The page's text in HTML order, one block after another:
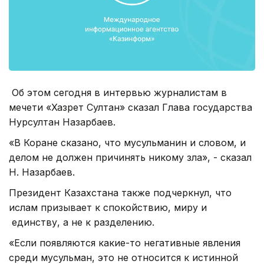
Об этом сегодня в интервью журналистам в
мечети «Хазрет Султан» сказал Глава государства
Нурсултан Назарбаев.
«В Коране сказано, что мусульманин и словом, и
делом не должен причинять никому зла», - сказал
Н. Назарбаев.
Президент Казахстана также подчеркнул, что
ислам призывает к спокойствию, миру и
единству, а не к разделению.
«Если появляются какие-то негативные явления
среди мусульман, это не относится к истинной